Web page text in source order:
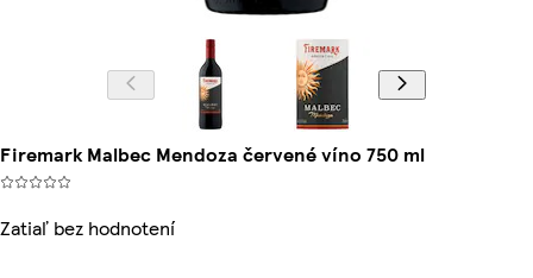
Firemark Malbec Mendoza červené víno 750 ml
Zatiaľ bez hodnotení